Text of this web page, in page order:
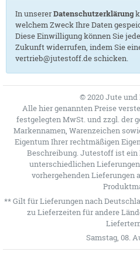
In unsererDatenschutzerklärung
welchem Zweck Ihre Daten
Diese Einwilligung können Sie
Zukunft widerrufen, indem Sie
vertrieb@jutestoff.de schicken.
© 2020 Jute und
Alle hier genannten Preise
festgelegten MwSt. und zzgl. der
Markennamen, Warenzeichen
Eigentum Ihrer rechtmäßigen
Beschreibung. Jutestoff ist ein
unterschiedlichen
vorhergehenden Lieferungen
** Gilt für Lieferungen nach
zu Lieferzeiten für andere
Samstag, 08.